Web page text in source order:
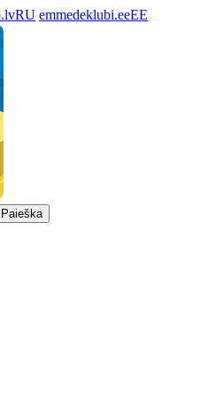
RU emmedeklubi.eeEE
Paieška